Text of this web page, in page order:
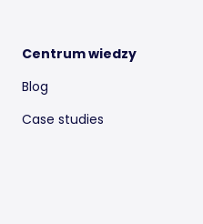
Centrum wiedzy
Blog
Case studies